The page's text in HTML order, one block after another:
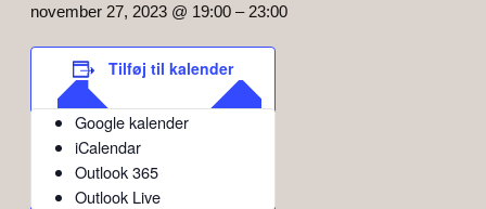
november 27, 2023 @ 19:00 –23:00
Tilføj til kalender
Google kalender
iCalendar
Outlook 365
Outlook Live